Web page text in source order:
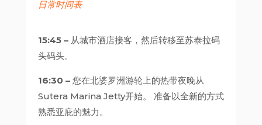
日常时间表
15:45 –从城市酒店接客，然后转移至苏泰拉码
头码头。
16:30 –您在北婆罗洲游轮上的热带夜晚从
Sutera Marina Jetty开始。 准备以全新的方式
熟悉亚庇的魅力。